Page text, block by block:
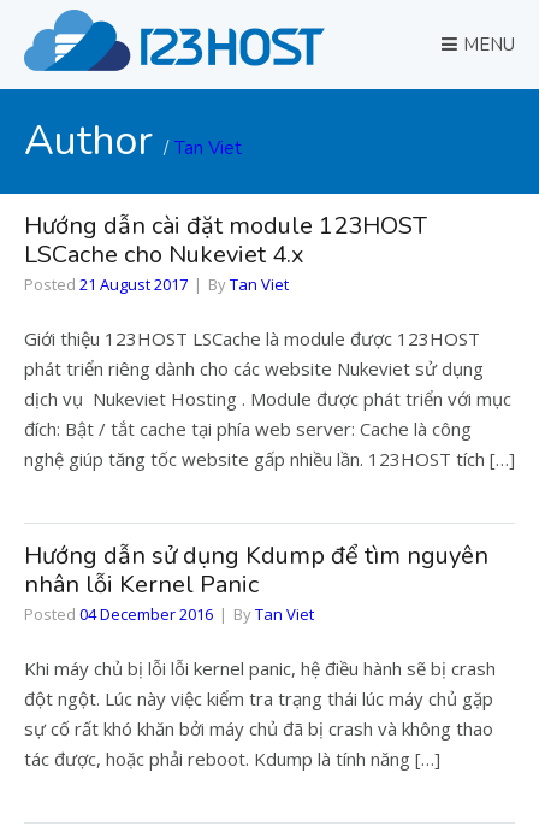
MENU
Author Tan Viet
Hướng dẫn cài đặt module 123HOST
LSCache cho Nukeviet 4.x
Posted 21 August 2017 ByTan Viet
Giới thiệu 123HOST LSCache là module được 123HOST
phát triển riêng dành cho các website Nukeviet sử dụng
dịch vụ Nukeviet Hosting . Module được phát triển với mục
đích: Bật / tắt cache tại phía web server: Cache là công
nghệ giúp tăng tốc website gấp nhiều lần. 123HOST tích […]
Hướng dẫn sử dụng Kdump để tìm nguyên
nhân lỗi Kernel Panic
Posted 04 December 2016 ByTan Viet
Khi máy chủ bị lỗi lỗi kernel panic, hệ điều hành sẽ bị crash
đột ngột. Lúc này việc kiểm tra trạng thái lúc máy chủ gặp
sự cố rất khó khăn bởi máy chủ đã bị crash và không thao
tác được, hoặc phải reboot. Kdump là tính năng […]